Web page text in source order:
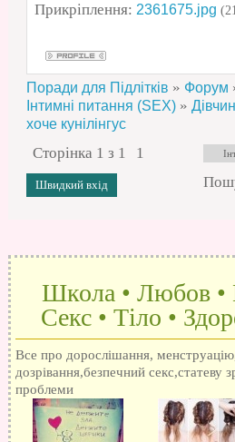
Прикріплення: 2361675.jpg
Поради для Підлітків » Форум
Інтимні питання (SEX) »
хоче кунілінгус
Сторінка 1 з 1
1
Школа • Любов •
Секс • Тіло •
Все про дорослішання, менструацію,
дозрівання,безпечний секс,статеву
проблеми